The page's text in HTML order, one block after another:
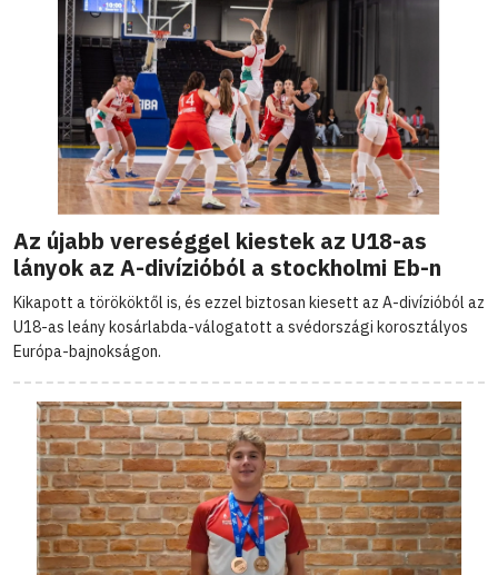
Az újabb vereséggel kiestek az U18-as
lányok az A-divízióból a stockholmi Eb-n
Kikapott a törököktől is, és ezzel biztosan kiesett az A-divízióból az
U18-as leány kosárlabda-válogatott a svédországi korosztályos
Európa-bajnokságon.